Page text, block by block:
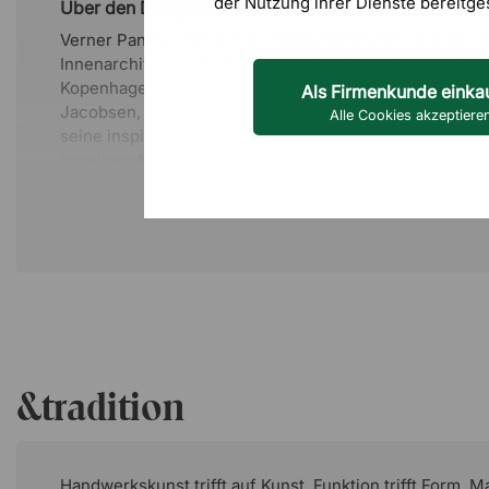
Als Firmenkunde
Alle Cookies
Über den Designer - Verner Panton
Verner Panton, geboren 1926 in Kopenhagen, war ein
Innenarchitekt und Farbtheoretiker. Er studierte an der
Kopenhagen und arbeitete ein paar Jahre im
Jacobsen, bevor er 1955 sein eigenes Büro gründete.
seine inspirierende und farbenfrohe Persönlichkeit
&tradition